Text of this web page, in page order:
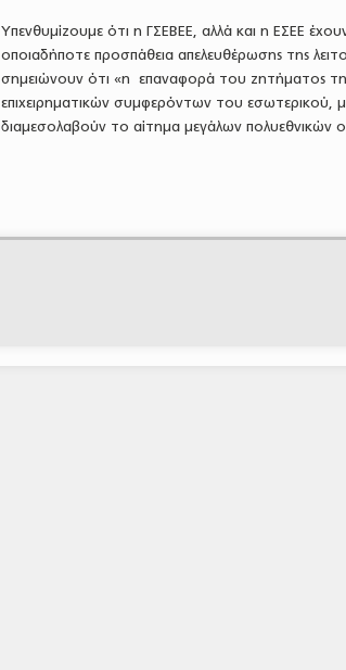
Υπενθυμίζουμε ότι η ΓΣΕΒΕΕ, αλλά και η ΕΣΕΕ
οποιαδήποτε προσπάθεια απελευθέρωσης της
σημειώνουν ότι «η επαναφορά του ζητήματος
επιχειρηματικών συμφερόντων του εσωτερικού,
διαμεσολαβούν το αίτημα μεγάλων πολυεθνικών